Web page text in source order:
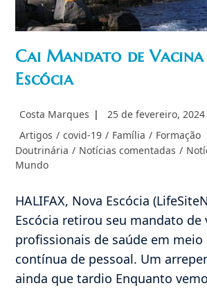
Cai Mandato de
Escócia
Autor
post:
Costa Marques
Post
25 de fevereiro, 2024
Categoria
do
post:
Artigos / covid-19 / Família / Formação
Doutrinária / Notícias comentadas /
Mundo
HALIFAX, Nova Escócia
Escócia retirou seu mandato de
profissionais de saúde em meio
contínua de pessoal. Um
ainda que tardio Enquanto